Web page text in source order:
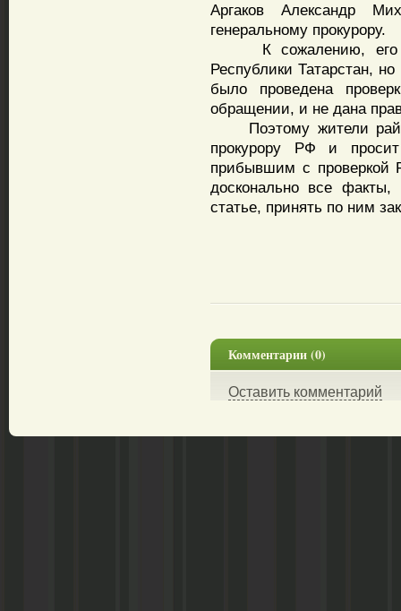
Аргаков Александр
генеральному прокурору.
К сожалению, его
Республики Татарстан,
было проведена
обращении, и не дана
Поэтому жители
прокурору РФ и
прибывшим с проверкой
досконально все
статье, принять по ним
Комментарии (0)
Оставить комментарий